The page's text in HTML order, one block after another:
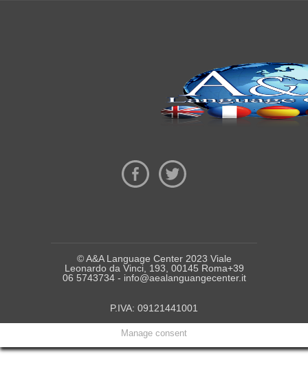
© A&A Language Center 2023 Viale
Leonardo da Vinci, 193, 00145 Roma+39
06 5743734 - info@aealanguangecenter.it
P.IVA: 09121441001
Manage consent